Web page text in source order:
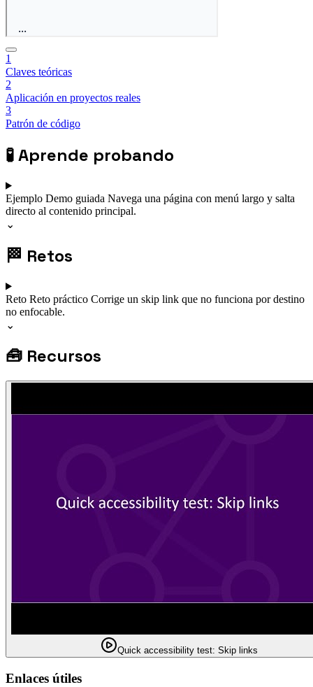
1
Claves teóricas
2
Aplicación en proyectos reales
3
Patrón de código
🧪Aprende probando
Ejemplo Demo guiada Navega una página con menú largo y salta
directo al contenido principal.
⌄
🏁 Retos
Reto Reto práctico Corrige un skip link que no funciona por destino
no enfocable.
⌄
🧰 Recursos
Quick accessibility test: Skip links
Enlaces útiles